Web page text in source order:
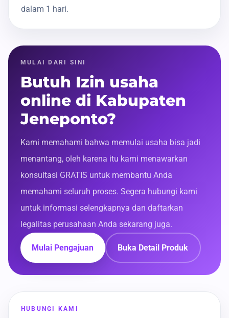
dalam 1 hari.
MULAI DARI SINI
Butuh Izin usaha
online di Kabupaten
Jeneponto?
Kami memahami bahwa memulai usaha bisa jadi
menantang, oleh karena itu kami menawarkan
konsultasi GRATIS untuk membantu Anda
memahami seluruh proses. Segera hubungi kami
untuk informasi selengkapnya dan daftarkan
legalitas perusahaan Anda sekarang juga.
Mulai Pengajuan Buka Detail Produk
HUBUNGI KAMI